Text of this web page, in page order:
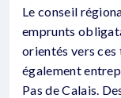
Le conseil
emprunts
orientés vers ces
également
Pas de Calais.